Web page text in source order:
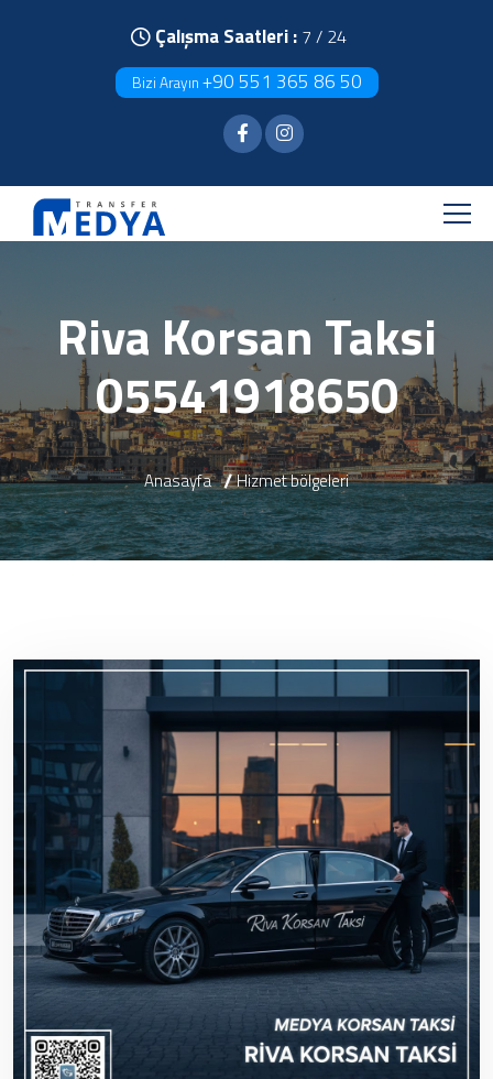
Çalışma Saatleri : 7 / 24
Bizi Arayın +90 551 365 86 50
Riva Korsan Taksi
05541918650
Anasayfa Hizmet bölgeleri